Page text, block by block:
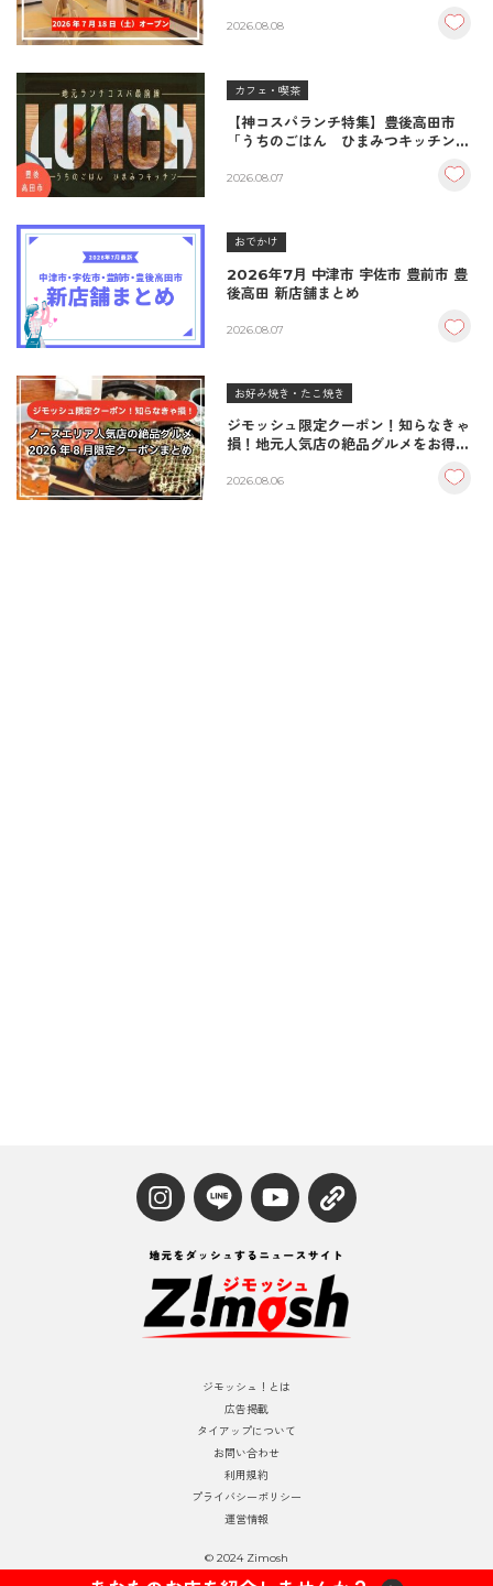
至福の読書空間
2026.08.08
カフェ・喫茶
【神コスパランチ特集】豊後高田市
「うちのごはん ひまみつキッチン」
＆生姜焼き！
2026.08.07
おでかけ
2026年7月 中津市 宇佐市 豊前市 豊
後高田 新店舗まとめ
2026.08.07
お好み焼き・たこ焼き
ジモッシュ限定クーポン！知らなきゃ
損！地元人気店の絶品グルメをお得に
2026.08.06
ジモッシュ！とは
広告掲載
タイアップについて
お問い合わせ
利用規約
プライバシーポリシー
運営情報
© 2024 Zimosh